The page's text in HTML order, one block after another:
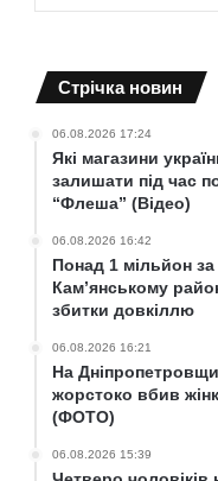
Cтрічка новин
06.08.2026 17:24
Які магазини
залишати під час
“Флеша” (Відео)
06.08.2026 16:42
Понад 1 мільйон
Кам’янському
збитки довкіллю
06.08.2026 16:21
На
жорстоко вбив
(ФОТО)
06.08.2026 15:39